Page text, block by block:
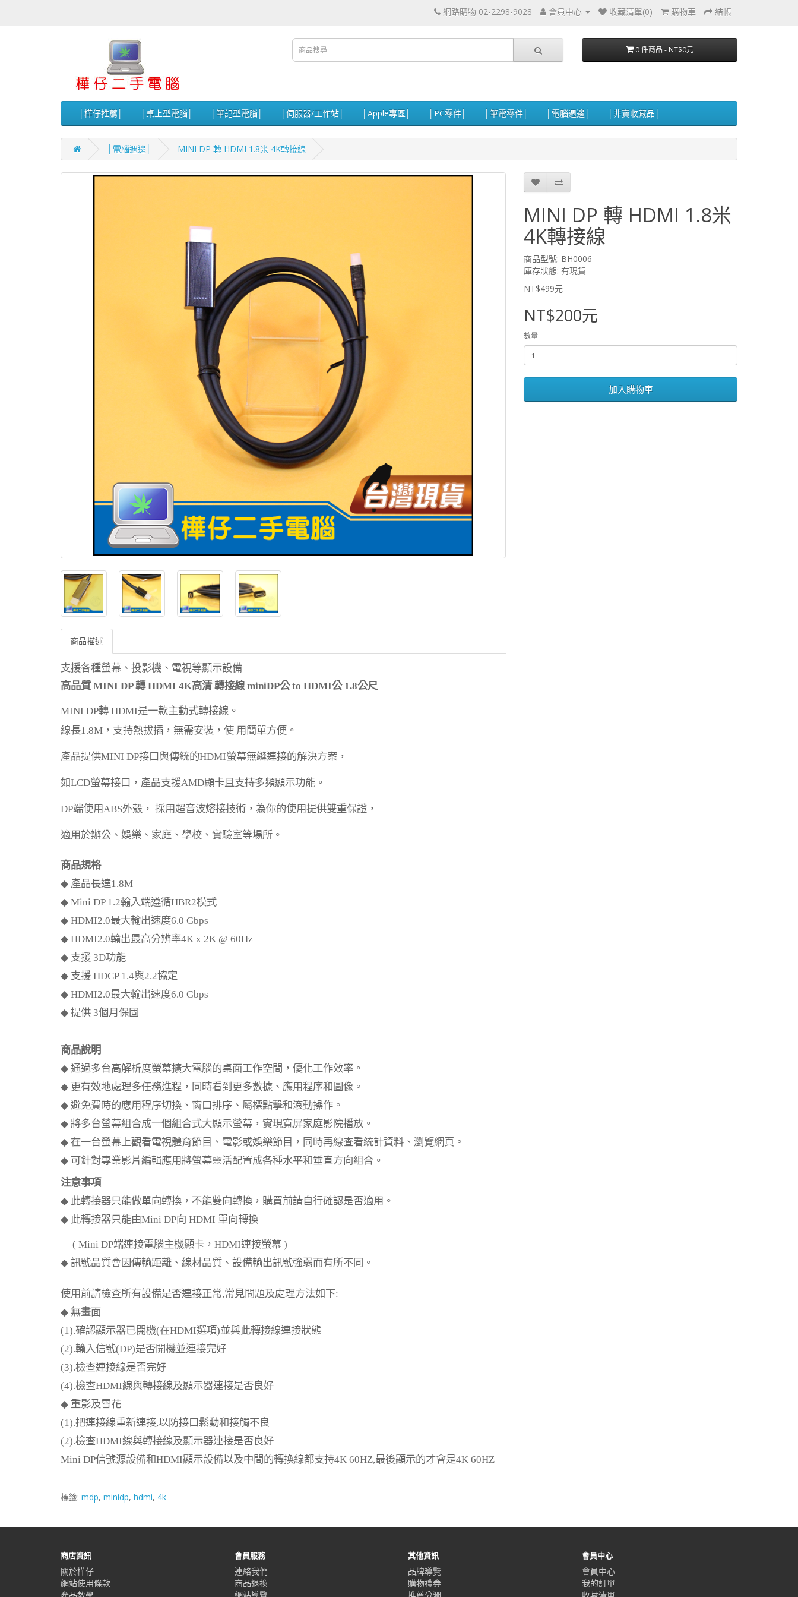
網路購物 02-2298-9028 會員中心 收藏清單(0) 購物車 結帳
0 件商品 - NT$0元
│樺仔推薦│ │桌上型電腦│ │筆記型電腦│ │伺服器/工作站│ │Apple專區│ │PC零件│ │筆電零件│ │電腦週邊│ │非賣收藏品│
│電腦週邊│ MINI DP 轉 HDMI 1.8米 4K轉接線
商品描述
支援各種螢幕、投影機、電視等顯示設備
高品質 MINI DP轉HDMI 4K高清 轉接線 miniDP公to HDMI公 1.8公尺
MINI DP轉 HDMI是一款主動式轉接線。
線長1.8M ，支持熱拔插，無需安裝，使 用簡單方便。
產品提供MINI DP接口與傳統的HDMI螢幕無縫連接的解決方案，
如LCD螢幕接口，產品支援AMD顯卡且支持多頻顯示功能。
DP端使用 ABS外殼， 採用超音波熔接技術，為你的使用提供雙重保證，
適用於辦公、娛樂、家庭、學校、實驗室等場所。
商品規格
◆ 產品長達1.8M
◆ Mini DP 1.2輸入端遵循HBR2模式
◆ HDMI2.0最大輸出速度6.0 Gbps
◆ HDMI2.0輸出最高分辨率4K x 2K @ 60Hz
◆ 支援 3D功能
◆ 支援 HDCP 1.4與2.2協定
◆ HDMI2.0最大輸出速度6.0 Gbps
◆ 提供 3個月保固
商品說明
◆ 通過多台高解析度螢幕擴大電腦的桌面工作空間，優化工作效率。
◆ 更有效地處理多任務進程，同時看到更多數據、應用程序和圖像。
◆ 避免費時的應用程序切換、窗口排序、屬標點擊和滾動操作。
◆ 將多台螢幕組合成一個組合式大顯示螢幕，實現寬屏家庭影院播放。
◆ 在一台螢幕上觀看電視體育節目、電影或娛樂節目，同時再線查看統計資料、瀏覽網頁。
◆ 可針對專業影片編輯應用將螢幕靈活配置成各種水平和垂直方向組合。
注意事項
◆ 此轉接器只能做單向轉換，不能雙向轉換，購買前請自行確認是否適用。
◆ 此轉接器只能由Mini DP向 HDMI 單向轉換
( Mini DP端連接電腦主機顯卡， HDMI連接螢幕 )
◆ 訊號品質會因傳輸距離、線材品質、設備輸出訊號強弱而有所不同。
使用前請檢查所有設備是否連接正常,常見問題及處理方法如下:
◆ 無畫面
(1).確認顯示器已開機(在HDMI選項)並與此轉接線連接狀態
(2).輸入信號(DP)是否開機並連接完好
(3).檢查連接線是否完好
(4).檢查HDMI線與轉接線及顯示器連接是否良好
◆ 重影及雪花
(1).把連接線重新連接,以防接口鬆動和接觸不良
(2).檢查HDMI線與轉接線及顯示器連接是否良好
Mini DP信號源設備和HDMI顯示設備以及中間的轉換線都支持4K 60HZ,最後顯示的才會是4K 60HZ
MINI DP 轉 HDMI 1.8米
4K轉接線
商品型號: BH0006
庫存狀態: 有現貨
NT$499元
NT$200元
數量
加入購物車
標籤: mdp, minidp, hdmi, 4k
商店資訊
關於樺仔
網站使用條款
產品教學
會員服務
連絡我們
商品退換
網站導覽
其他資訊
品牌導覽
購物禮券
推薦分潤
會員中心
會員中心
我的訂單
收藏清單